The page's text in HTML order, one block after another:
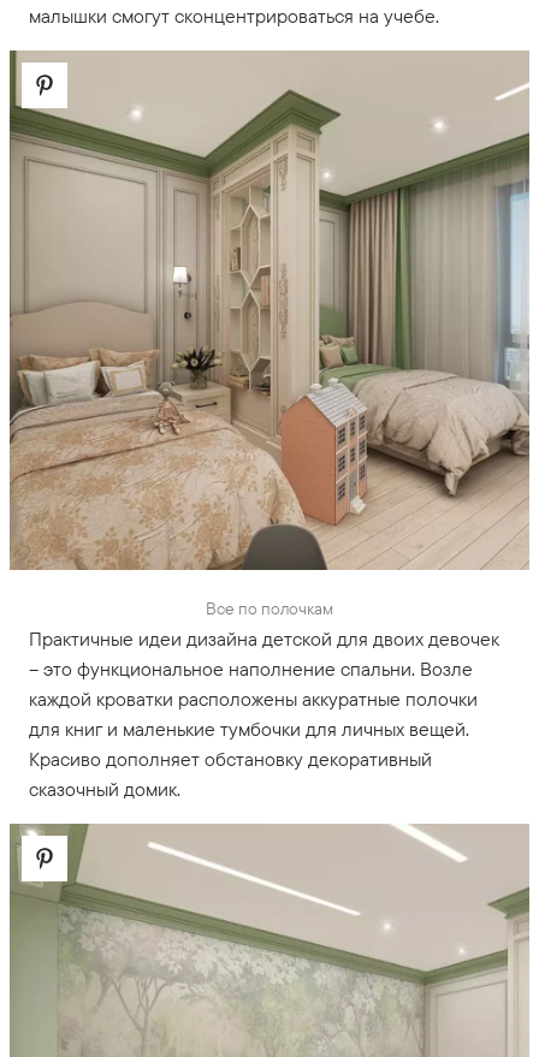
малышки смогут сконцентрироваться на учебе.
Все по полочкам
Практичные идеи дизайна детской для двоих девочек
– это функциональное наполнение спальни. Возле
каждой кроватки расположены аккуратные полочки
для книг и маленькие тумбочки для личных вещей.
Красиво дополняет обстановку декоративный
сказочный домик.